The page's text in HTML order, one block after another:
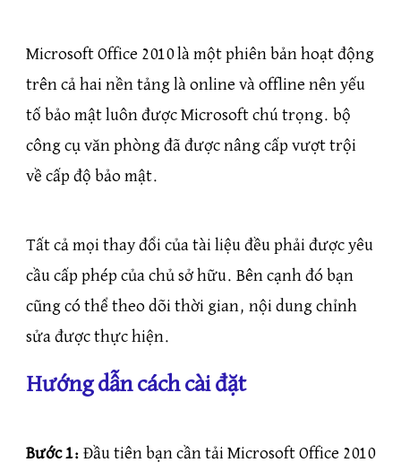
Microsoft Office 2010 là một phiên bản hoạt động
trên cả hai nền tảng là online và offline nên yếu
tố bảo mật luôn được Microsoft chú trọng. bộ
công cụ văn phòng đã được nâng cấp vượt trội
về cấp độ bảo mật.
Tất cả mọi thay đổi của tài liệu đều phải được yêu
cầu cấp phép của chủ sở hữu. Bên cạnh đó bạn
cũng có thể theo dõi thời gian, nội dung chỉnh
sửa được thực hiện.
Hướng dẫn cách cài đặt
Bước 1: Đầu tiên bạn cần tải Microsoft Office 2010